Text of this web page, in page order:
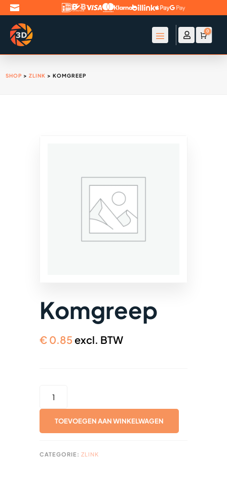

 Account
0
SHOP >ZLINK > KOMGREEP
Komgreep
€ 0.85excl. BTW
AANTAL
TOEVOEGEN AAN WINKELWAGEN
CATEGORIE:ZLINK